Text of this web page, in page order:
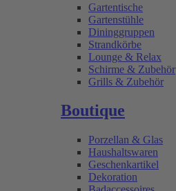
Gartentische
Gartenstühle
Dininggruppen
Strandkörbe
Lounge & Relax
Schirme & Zubehör
Grills & Zubehör
Boutique
Porzellan & Glas
Haushaltswaren
Geschenkartikel
Dekoration